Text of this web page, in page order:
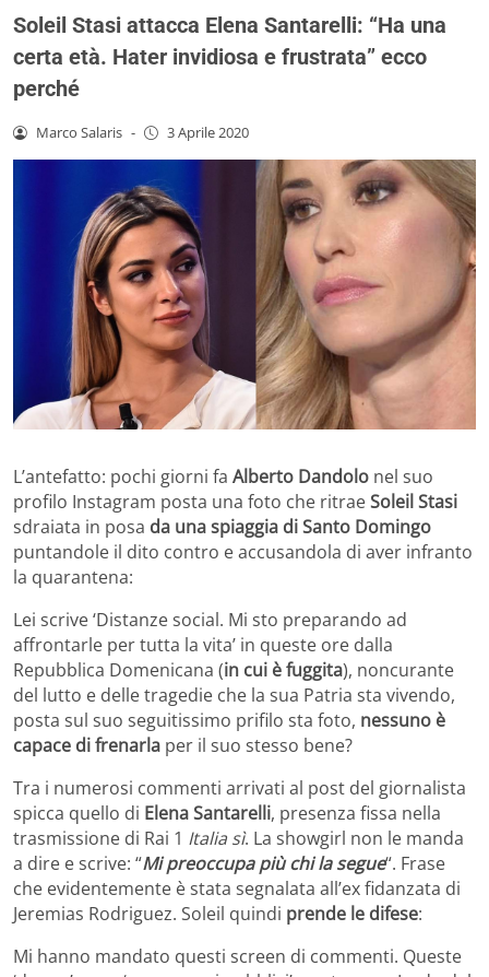
Soleil Stasi attacca Elena Santarelli: “Ha una
certa età. Hater invidiosa e frustrata” ecco
perché
Marco Salaris - 3 Aprile 2020
L’antefatto: pochi giorni fa Alberto Dandolo nel suo
profilo Instagram posta una foto che ritraeSoleil Stasi
sdraiata in posa da una spiaggia di Santo Domingo
puntandole il dito contro e accusandola di aver infranto
la quarantena:
Lei scrive ‘Distanze social. Mi sto preparando ad
affrontarle per tutta la vita’ in queste ore dalla
Repubblica Domenicana (in cui è fuggita), noncurante
del lutto e delle tragedie che la sua Patria sta vivendo,
posta sul suo seguitissimo prifilo sta foto, nessuno è
capace di frenarla per il suo stesso bene?
Tra i numerosi commenti arrivati al post del giornalista
spicca quello di Elena Santarelli, presenza fissa nella
trasmissione di Rai 1 Italia sì. La showgirl non le manda
a dire e scrive: “Mi preoccupa più chi la segue“. Frase
che evidentemente è stata segnalata all’ex fidanzata di
Jeremias Rodriguez. Soleil quindi prende le difese:
Mi hanno mandato questi screen di commenti. Queste